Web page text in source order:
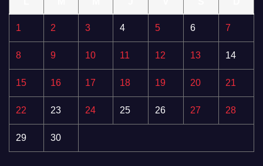
1 2 3 4 5 6 7
8 9 10 11 12 13 14
15 16 17 18 19 20 21
22 23 24 25 26 27 28
29 30